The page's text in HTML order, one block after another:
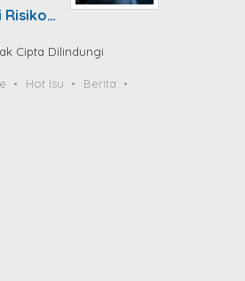
Risiko…
Cipta Dilindungi
Hot Isu
Berita